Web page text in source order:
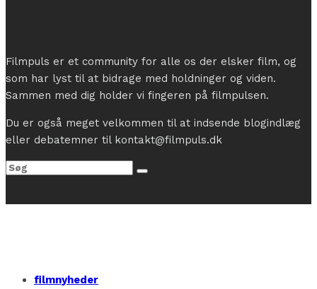
Filmpuls er et community for alle os der elsker film, og
som har lyst til at bidrage med holdninger og viden.
Sammen med dig holder vi fingeren på filmpulsen.
Du er også meget velkommen til at indsende blogindlæg
eller debatemner til kontakt@filmpuls.dk
filmnyheder